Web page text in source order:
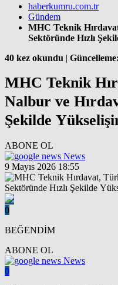
haberkumru.com.tr
Gündem
MHC Teknik
Sektöründe Hızlı
40 kez okundu |
MHC Teknik
Nalbur ve
Şekilde
ABONE OL
News
9 Mayıs 2026 18:55
0
BEĞENDİM
ABONE OL
News
0